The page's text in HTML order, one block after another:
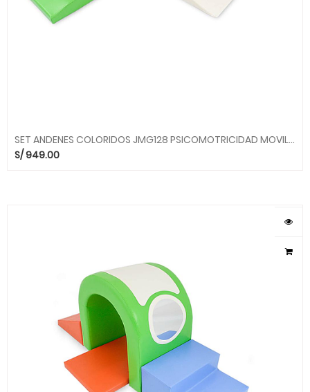
SET ANDENES COLORIDOS JMG128 PSICOMOTRICIDAD MOVILUDICOS MG MGO
S/949.00